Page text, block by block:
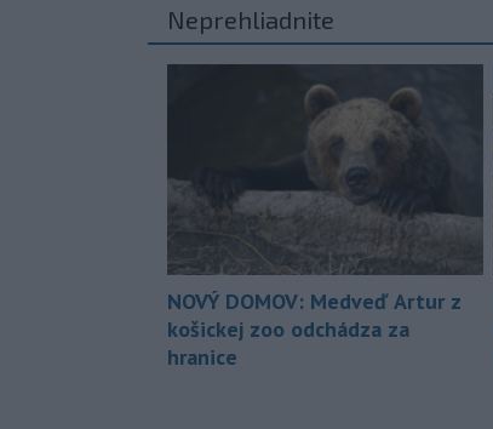
Neprehliadnite
NOVÝ DOMOV: Medveď Artur z
košickej zoo odchádza za
hranice